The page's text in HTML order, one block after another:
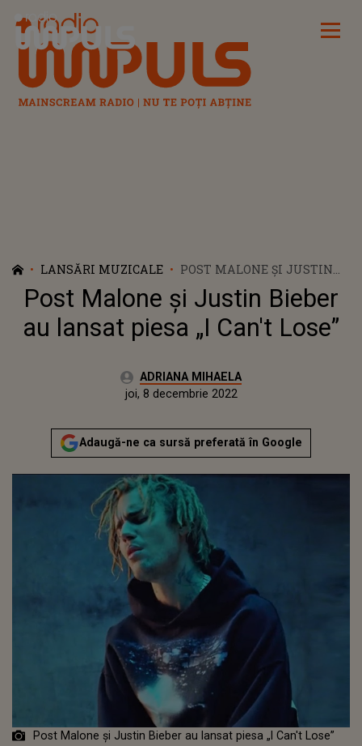
Radio Impuls
LANSĂRI MUZICALE
POST MALONE ȘI JUSTIN
BIEBER AU LANSAT PIESA „I
CAN'T LOSE”
Post Malone și Justin Bieber
au lansat piesa „I Can't Lose”
Autor:ADRIANA MIHAELA
miercuri, 8 decembrie 2021
Actualizat:
joi, 8 decembrie 2022
Adaugă-ne ca sursă preferată în Google
Post Malone și Justin Bieber au lansat piesa „I Can't Lose”